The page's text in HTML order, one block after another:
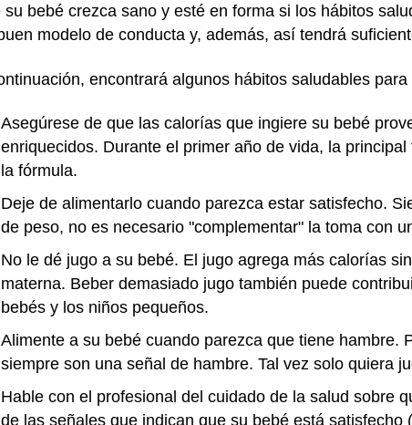
su bebé crezca sano y esté en forma si los hábitos
modelo de conducta y, además, así tendrá
encontrará algunos hábitos saludables para
Asegúrese de que las calorías que ingiere su bebé
enriquecidos. Durante el primer año de vida, la
la fórmula.
Deje de alimentarlo cuando parezca estar satisfecho.
de peso, no es necesario "complementar" la toma con
No le dé jugo a su bebé. El jugo agrega más calorías
materna. Beber demasiado jugo también puede
bebés y los niños pequeños.
Alimente a su bebé cuando parezca que tiene hambre.
siempre son una señal de hambre. Tal vez solo quiera
Hable con el profesional del cuidado de la salud sobre
de las señales que indican que su bebé está